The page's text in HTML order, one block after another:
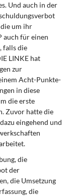
Und auch in der
um ihr
auch für einen
falls die
LINKE hat
zur
Acht-Punkte-
in diese
die erste
Zuvor hatte die
eingehend und
die
der
die Umsetzung
die